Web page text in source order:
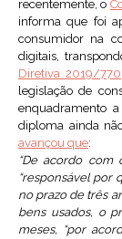
recentemente, o
informa que foi
consumidor na
digitais,
Diretiva 2019/770
legislação de
enquadramento
diploma ainda
avançou que:
“De acordo
“responsável por
no prazo de três
bens usados, o
meses, “por